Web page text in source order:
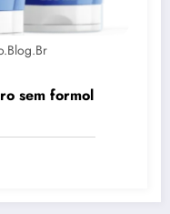
sem formol